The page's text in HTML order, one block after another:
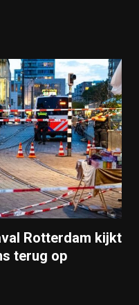
Rotterdam kijkt
terug op